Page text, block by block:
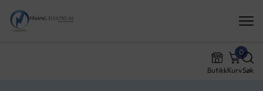
ButikkKurv
0
Søk